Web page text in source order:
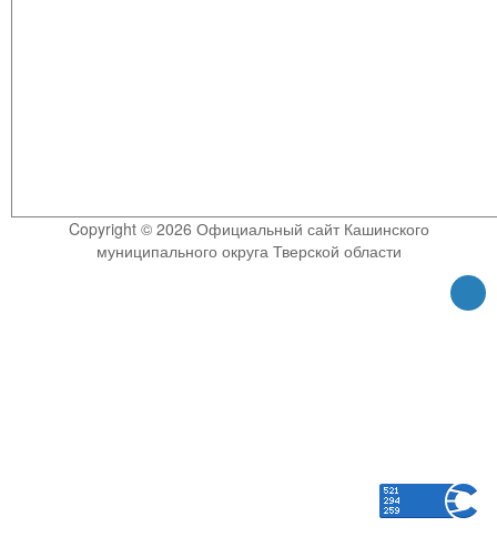
Copyright © 2026 Официальный сайт Кашинского
муниципального округа Тверской области